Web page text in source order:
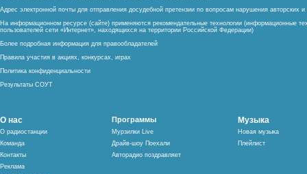
Адрес электронной почты для отправления досудебной претензии по вопросам нарушения авторских
На информационном ресурсе (сайте) применяются рекомендательные технологии (информационные
пользователей сети «Интернет», находящихся на территории Российской Федерации)
Более подробная информация для правообладателей
Правила участия в акциях, конкурсах, играх
Политика конфиденциальности
Результаты СОУТ
О нас
О радиостанции
Команда
Контакты
Реклама
Программы
Мурзилки Live
Драйв-шоу Поехали
Авторадио поздравляет
Музыка
Новая музыка
Плейлист